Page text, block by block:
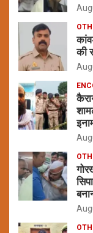
की